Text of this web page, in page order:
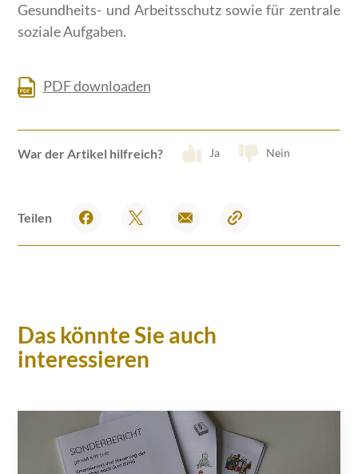
Gesundheits- und Arbeitsschutz sowie für zentrale
soziale Aufgaben.
PDF downloaden
War der Artikel hilfreich? Ja Nein
Teilen
Das könnte Sie auch
interessieren